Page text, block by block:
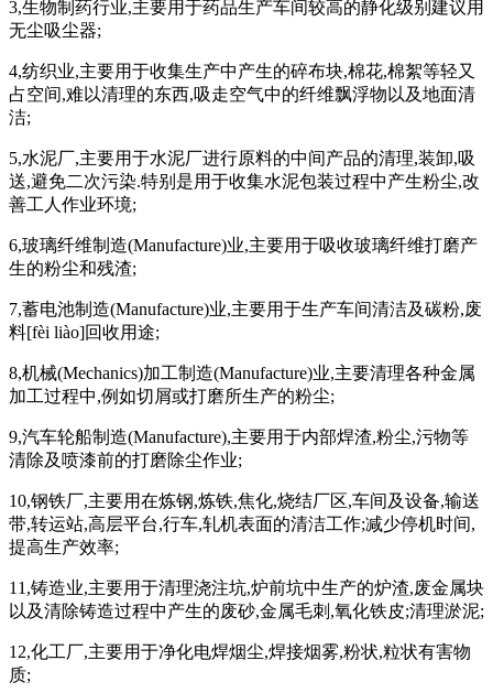
3,生物制药行业,主要用于药品生产车间较高的静化级别建议用
无尘吸尘器;
4,纺织业,主要用于收集生产中产生的碎布块,棉花,棉絮等轻又
占空间,难以清理的东西,吸走空气中的纤维飘浮物以及地面清
洁;
5,水泥厂,主要用于水泥厂进行原料的中间产品的清理,装卸,吸
送,避免二次污染.特别是用于收集水泥包装过程中产生粉尘,改
善工人作业环境;
6,玻璃纤维制造(Manufacture)业,主要用于吸收玻璃纤维打磨产
生的粉尘和残渣;
7,蓄电池制造(Manufacture)业,主要用于生产车间清洁及碳粉,废
料[fèi liào]回收用途;
8,机械(Mechanics)加工制造(Manufacture)业,主要清理各种金属
加工过程中,例如切屑或打磨所生产的粉尘;
9,汽车轮船制造(Manufacture),主要用于内部焊渣,粉尘,污物等
清除及喷漆前的打磨除尘作业;
10,钢铁厂,主要用在炼钢,炼铁,焦化,烧结厂区,车间及设备,输送
带,转运站,高层平台,行车,轧机表面的清洁工作;减少停机时间,
提高生产效率;
11,铸造业,主要用于清理浇注坑,炉前坑中生产的炉渣,废金属块
以及清除铸造过程中产生的废砂,金属毛刺,氧化铁皮;清理淤泥;
12,化工厂,主要用于净化电焊烟尘,焊接烟雾,粉状,粒状有害物
质;